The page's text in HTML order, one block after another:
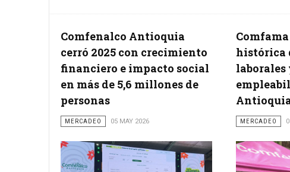
Comfenalco Antioquia
cerró 2025 con crecimiento
financiero e impacto social
en más de 5,6 millones de
personas
MERCADEO 05 MAY 2026
histórica
MERCADEO